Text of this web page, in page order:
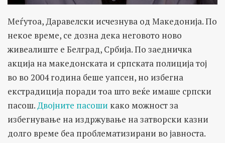
Меѓутоа, Даравелски исчезнува од Македонија. По
некое време, се дозна дека неговото ново
живеалиште е Белград, Србија. По заедничка
акција на македонската и српската полиција тој
во во 2004 година беше уапсен, но избегна
екстрадиција поради тоа што веќе имаше српски
пасош.Двојните пасоши како можност за
избегнување на издржување на затворски казни
долго време беа проблематизирани во јавноста.